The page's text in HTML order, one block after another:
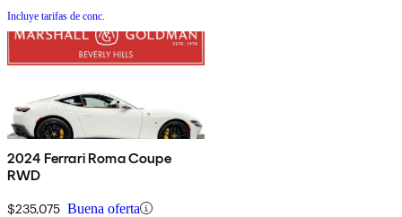
Incluye tarifas de conc.
2024 Ferrari Roma Coupe
RWD
$235,075 Buena oferta